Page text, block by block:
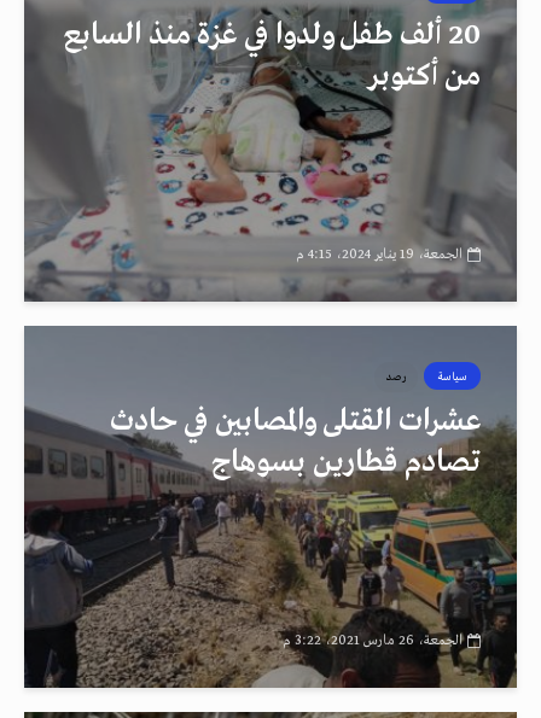
20 ألف طفل ولدوا في غزة منذ السابع
من أكتوبر
الجمعة، 19 يناير 2024، 4:15 م
سياسة رصد
عشرات القتلى والمصابين في حادث
تصادم قطارين بسوهاج
الجمعة، 26 مارس 2021، 3:22 م